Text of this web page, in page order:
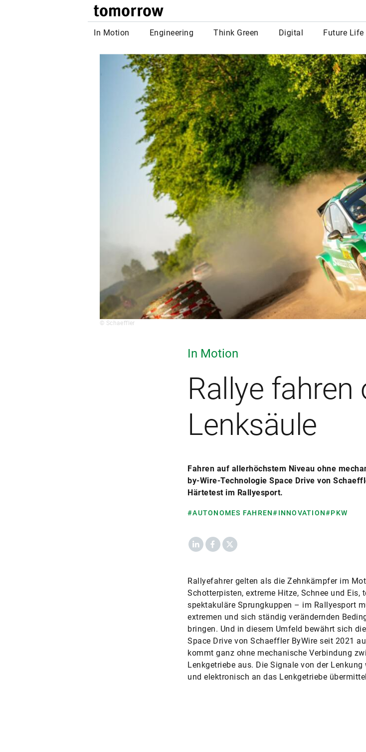
tomorrow
In Motion Engineering Think Green Digital Future Life
© Schaeffler
In Motion
Rallye fahren
Lenksäule
Fahren auf allerhöchstem Niveau ohne
by-Wire-Technologie Space Drive von
Härtetest im Rallyesport.
#AUTONOMES FAHREN#INNOVATION#PKW
LinkedInFacebook
X
Rallyefahrer gelten als die Zehnkämpfer im
Schotterpisten, extreme Hitze, Schnee und Eis,
spektakuläre Sprungkuppen – im Rallyesport
extremen und sich ständig verändernden
bringen. Und in diesem Umfeld bewährt sich
Space Drive von Schaeffler ByWire seit 2021
kommt ganz ohne mechanische Verbindung
Lenkgetriebe aus. Die Signale von der
und elektronisch an das Lenkgetriebe